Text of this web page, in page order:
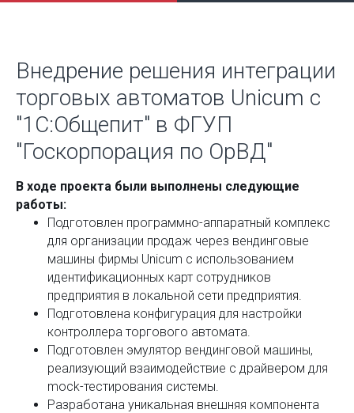
Внедрение решения интеграции
торговых автоматов Unicum с
"1С:Общепит" в ФГУП
"Госкорпорация по ОрВД"
В ходе проекта были выполнены следующие
работы:
Подготовлен программно-аппаратный комплекс
для организации продаж через вендинговые
машины фирмы Unicum с использованием
идентификационных карт сотрудников
предприятия в локальной сети предприятия.
Подготовлена конфигурация для настройки
контроллера торгового автомата.
Подготовлен эмулятор вендинговой машины,
реализующий взаимодействие с драйвером для
mock-тестирования системы.
Разработана уникальная внешняя компонента